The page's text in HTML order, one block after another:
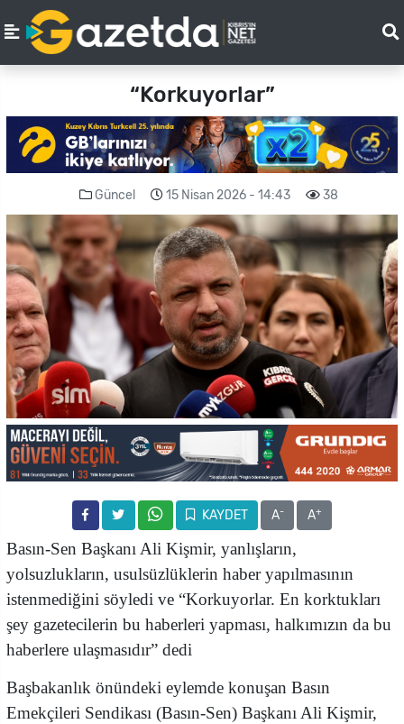
“Korkuyorlar”
Güncel 15 Nisan 2026 - 14:43 38
KAYDET A- A+
Basın-Sen Başkanı Ali Kişmir, yanlışların,
yolsuzlukların, usulsüzlüklerin haber yapılmasının
istenmediğini söyledi ve “Korkuyorlar. En korktukları
şey gazetecilerin bu haberleri yapması, halkımızın da bu
haberlere ulaşmasıdır” dedi
Başbakanlık önündeki eylemde konuşan Basın
Emekçileri Sendikası (Basın-Sen) Başkanı Ali Kişmir,